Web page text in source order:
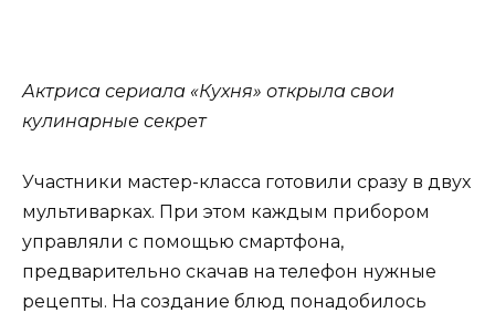
Актриса сериала «Кухня» открыла свои
кулинарные секрет
Участники мастер-класса готовили сразу в двух
мультиварках. При этом каждым прибором
управляли с помощью смартфона,
предварительно скачав на телефон нужные
рецепты. На создание блюд понадобилось